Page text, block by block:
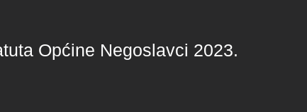
Općine Negoslavci 2023.